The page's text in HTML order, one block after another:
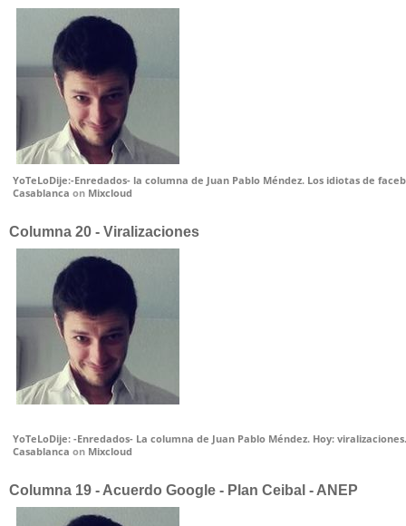
YoTeLoDije:-Enredados- la columna de Juan Pablo Méndez. Los idiotas de
Casablanca on Mixcloud
Columna 20 - Viralizaciones
YoTeLoDije: -Enredados- La columna de Juan Pablo Méndez. Hoy:
Casablanca on Mixcloud
Columna 19 - Acuerdo Google - Plan Ceibal - ANEP